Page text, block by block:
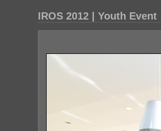
IROS 2012 | Youth Event